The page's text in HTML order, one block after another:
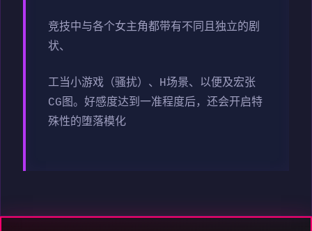
竞技中与各个女主角都带有不同且独立的剧
状、
工当小游戏（骚扰）、H场景、以便及宏张
CG图。好感度达到一准程度后，还会开启特
殊性的堕落模化